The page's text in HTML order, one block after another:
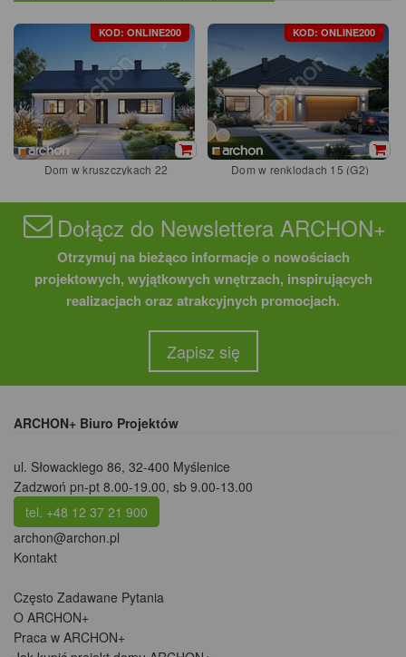
KOD: ONLINE200
Dom w kruszczykach 22
KOD: ONLINE200
Dom w renklodach 15 (G2)
Dołącz do Newslettera ARCHON+
Otrzymuj na bieżąco informacje o nowościach
projektowych, wyjątkowych wnętrzach, inspirujących
realizacjach oraz atrakcyjnych promocjach.
Zapisz się
ARCHON+ Biuro Projektów
ul. Słowackiego 86, 32-400 Myślenice
Zadzwoń pn-pt 8.00-19.00, sb 9.00-13.00
tel. +48 12 37 21 900
archon@archon.pl
Kontakt
Często Zadawane Pytania
O ARCHON+
Praca w ARCHON+